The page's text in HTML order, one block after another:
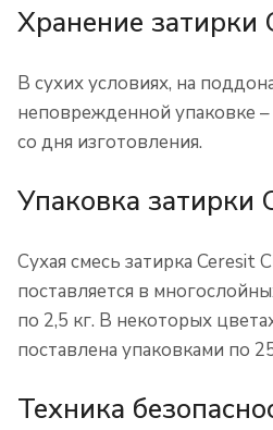
Хранение затирки
В сухих условиях, на
неповрежденной упаковке
со дня изготовления.
Упаковка затирки
Сухая смесь затирка Ceresit
поставляется в
по 2,5 кг. В некоторых
поставлена упаковками по
Техника